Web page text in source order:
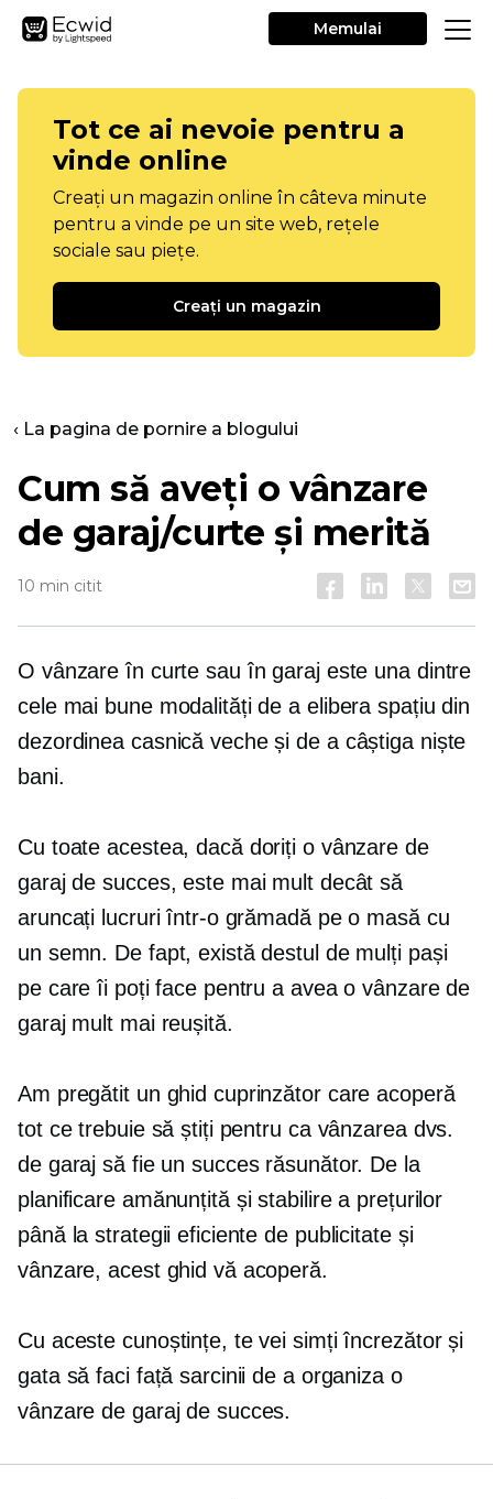
Memulai
Tot ce ai nevoie pentru a
vinde online
Creați un magazin online în câteva minute
pentru a vinde pe un site web, rețele
sociale sau piețe.
Creați un magazin
‹ La pagina de pornire a blogului
Cum să aveți o vânzare
de garaj/curte și merită
10 min citit
O vânzare în curte sau în garaj este una dintre
cele mai bune modalități de a elibera spațiu din
dezordinea casnică veche și de a câștiga niște
bani.
Cu toate acestea, dacă doriți o vânzare de
garaj de succes, este mai mult decât să
aruncați lucruri într-o grămadă pe o masă cu
un semn. De fapt, există destul de mulți pași
pe care îi poți face pentru a avea o vânzare de
garaj mult mai reușită.
Am pregătit un ghid cuprinzător care acoperă
tot ce trebuie să știți pentru ca vânzarea dvs.
de garaj să fie un succes răsunător. De la
planificare amănunțită și stabilire a prețurilor
până la strategii eficiente de publicitate și
vânzare, acest ghid vă acoperă.
Cu aceste cunoștințe, te vei simți încrezător și
gata să faci față sarcinii de a organiza o
vânzare de garaj de succes.